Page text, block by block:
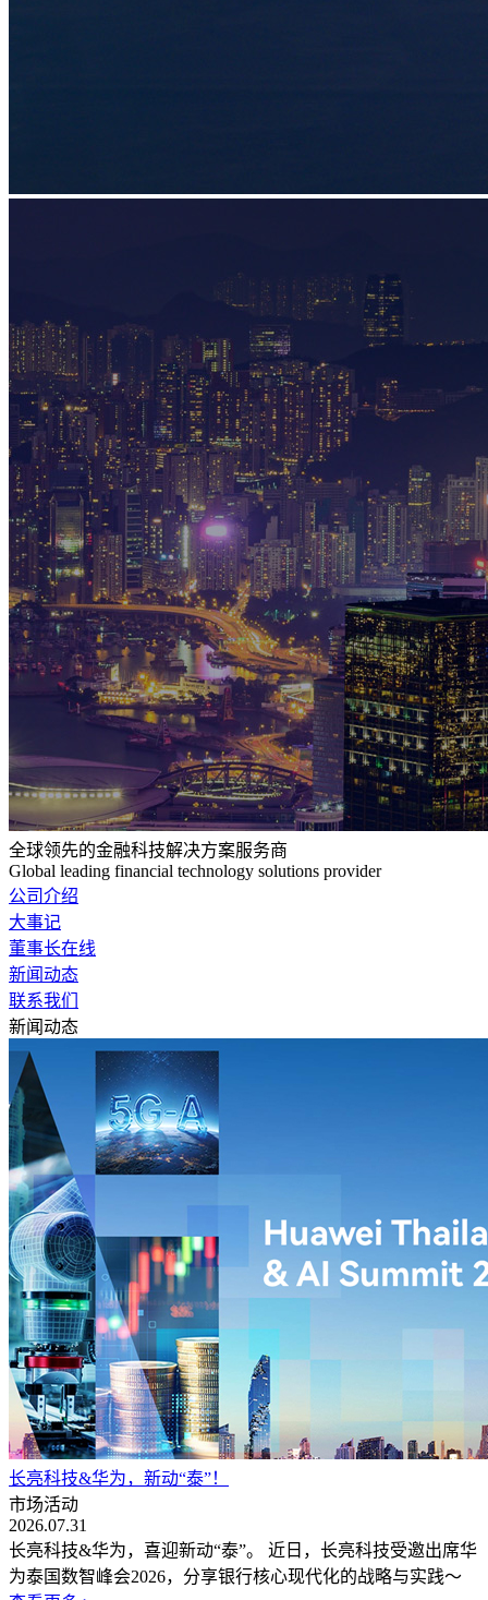
全球领先的金融科技解决方案服务商
Global leading financial technology solutions provider
公司介绍
大事记
董事长在线
新闻动态
联系我们
新闻动态
长亮科技&华为，新动“泰”！
市场活动
2026.07.31
长亮科技&华为，喜迎新动“泰”。 近日，长亮科技受邀出席华
为泰国数智峰会2026，分享银行核心现代化的战略与实践～